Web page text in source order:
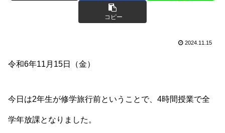
コピー
2024.11.15
令和6年11月15日（金）
今日は2年生が修学旅行前ということで、4時間授業で全
学年放課となりました。